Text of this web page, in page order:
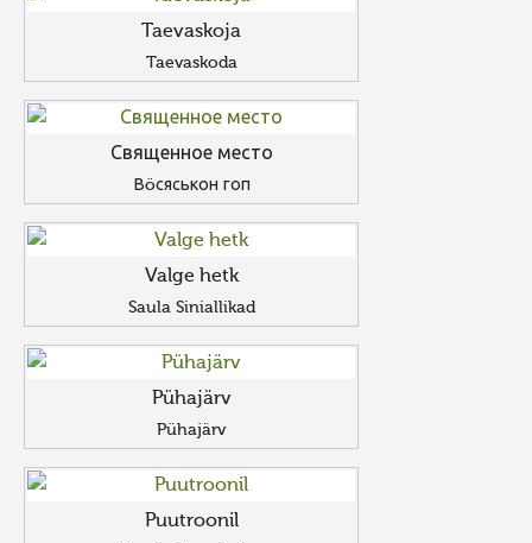
Taevaskoja
Taevaskoda
Священное место
Вöсяськон гоп
Valge hetk
Saula Siniallikad
Pühajärv
Pühajärv
Puutroonil